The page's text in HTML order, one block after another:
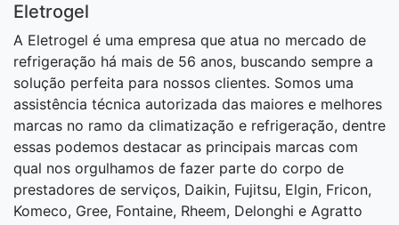
Eletrogel
A Eletrogel é uma empresa que atua no mercado de
refrigeração há mais de 56 anos, buscando sempre a
solução perfeita para nossos clientes. Somos uma
assistência técnica autorizada das maiores e melhores
marcas no ramo da climatização e refrigeração, dentre
essas podemos destacar as principais marcas com
qual nos orgulhamos de fazer parte do corpo de
prestadores de serviços, Daikin, Fujitsu, Elgin, Fricon,
Komeco, Gree, Fontaine, Rheem, Delonghi e Agratto